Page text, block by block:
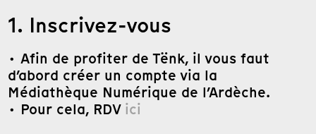
1. Inscrivez-vous
· Afin de profiter de Tënk, il vous faut
d’abord créer un compte via la
Médiathèque Numérique de l’Ardèche.
· Pour cela, RDV ici